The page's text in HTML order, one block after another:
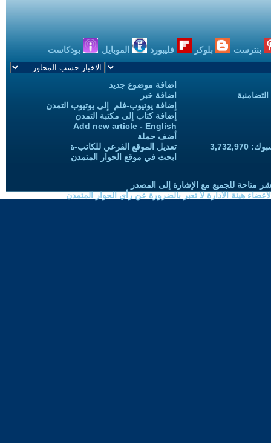
بنترست بلوكر فليبورد الموبايل بودكاست
اضافة موضوع جديد
اضافة خبر
إضافة يوتيوب-فلم إلى يوتيوب التمدن
إضافة كتاب إلى مكتبة التمدن
Add new article - English
أضف حملة
تعديل الموقع الفرعي للكاتب-ة
ابحث في موقع الحوار المتمدن
متاحة للجميع مع الإشارة إلى المصدر
هيئة الادارة لا تعبر بالضرورة عن رأي الحوار المتمدن